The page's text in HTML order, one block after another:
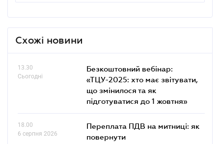
Схожі новини
13.30
Сьогодні
Безкоштовний вебінар:
«ТЦУ-2025: хто має звітувати,
що змінилося та як
підготуватися до 1 жовтня»
18.00
6 серпня 2026
Переплата ПДВ на митниці: як
повернути